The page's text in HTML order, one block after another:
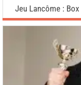
Jeu Lancôme :